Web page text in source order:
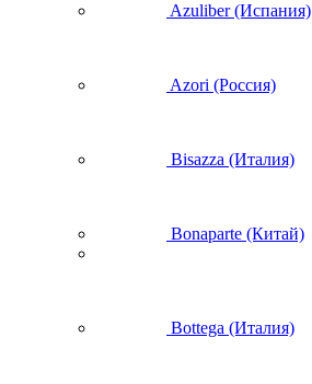
Azuliber (Испания)
Azori (Россия)
Bisazza (Италия)
Bonaparte (Китай)
Bottega (Италия)